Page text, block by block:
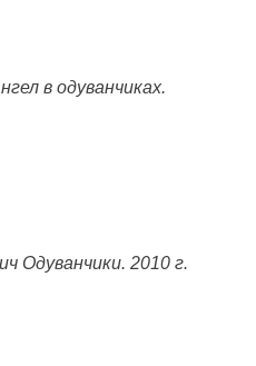
в одуванчиках.
Одуванчики. 2010 г.